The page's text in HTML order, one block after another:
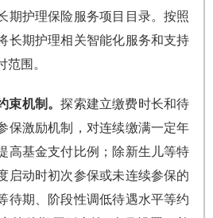
期护理保险服务项目目录。按照
长期护理相关智能化服务和支持
围。
束机制。探索建立缴费时长和待
保激励机制，对连续缴满一定年
高基金支付比例；除新生儿等特
启动时初次参保或未连续参保的
待期、阶段性调低待遇水平等约